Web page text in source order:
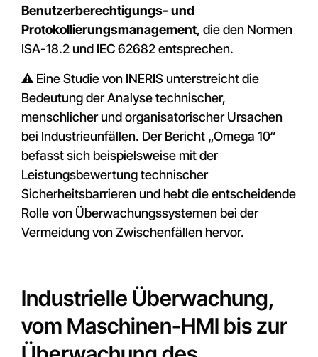
Benutzerberechtigungs- und
Protokollierungsmanagement, die den Normen
ISA-18.2 und IEC 62682 entsprechen.
⚠️ Eine Studie von INERIS unterstreicht die
Bedeutung der Analyse technischer,
menschlicher und organisatorischer Ursachen
bei Industrieunfällen. Der Bericht „Omega 10“
befasst sich beispielsweise mit der
Leistungsbewertung technischer
Sicherheitsbarrieren und hebt die entscheidende
Rolle von Überwachungssystemen bei der
Vermeidung von Zwischenfällen hervor.
Industrielle Überwachung,
vom Maschinen-HMI bis zur